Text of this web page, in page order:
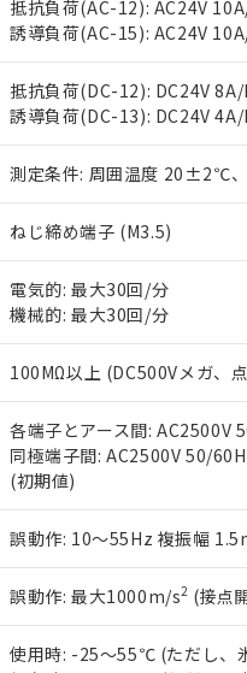
抵抗負荷(AC-12): AC24V
誘導負荷(AC-15): AC24V
抵抗負荷(DC-12): DC24V
誘導負荷(DC-13): DC24V
測定条件: 周囲温度 20±2℃
ねじ締め端子 (M3.5)
電気的: 最大30回/分
機械的: 最大30回/分
100MΩ以上 (DC500Vメガ、
各端子とアース間: AC2500V
同極端子間: AC2500V 50/
(初期値)
誤動作: 10～55Hz 複振幅
誤動作: 最大1000m/s2 (接点
使用時: -25～55℃ (ただし、
オムロン制御機器販
在庫状況および標準
マイパーツ機能（部
ている必要がありま
お客様が当ウェブサ
が、当社の製品・サ
さい。
※当社の共同利用者
いる法人を指します。
部品在庫の切り替え状況
※3 非含有証明書ダウ
下記の非含有証明書をダ
51物質の非含有証明書（
※本証明書は発行日時点で
また、RoHS指令のフタ
既に当社にて対応品への
り割愛しております。
※2 環境保護使用期限
「ｅ」：有害物質（10物
「10」：通常の使用状況
味します。
また当社は、販売先
たしません。
－
在庫なし(最新
機器販売店・当
空
白
受注生産機種、